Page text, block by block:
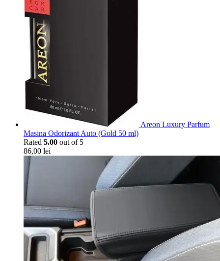
Areon Luxury Parfum
Masina Odorizant Auto (Gold 50 ml)
Rated 5.00 out of 5
86,00 lei